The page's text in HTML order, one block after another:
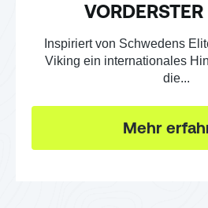
Inspiriert von Schwedens
Viking ein internationales
die...
Mehr